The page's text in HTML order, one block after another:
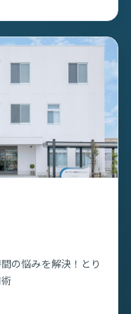
の悩みを解決！とり